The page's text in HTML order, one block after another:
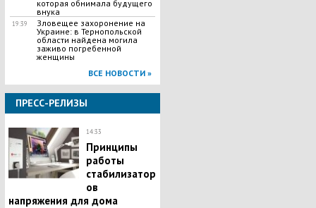
которая обнимала будущего
внука
19:39
Зловещее захоронение на
Украине: в Тернопольской
области найдена могила
заживо погребенной
женщины
ВСЕ НОВОСТИ »
ПРЕСС-РЕЛИЗЫ
14:33
Принципы
работы
стабилизатор
ов
напряжения для дома